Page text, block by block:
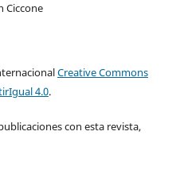
Ciccone
Creative Commons
4.0.
con esta revista,